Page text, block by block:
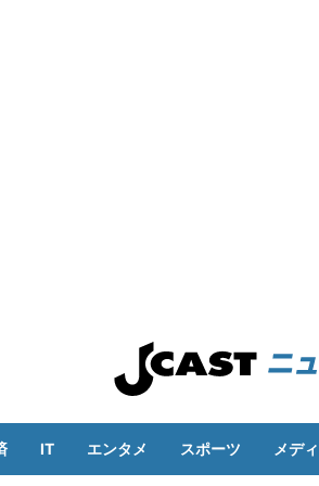
IT エンタメ スポーツ メデ